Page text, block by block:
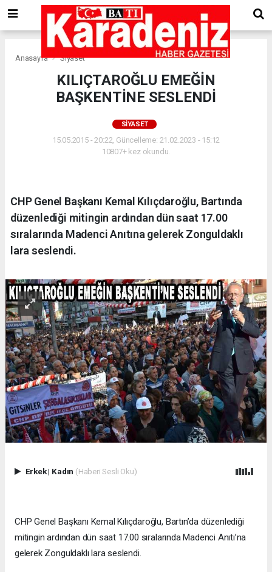
Anasayfa Siyaset
KILIÇTAROĞLU EMEĞİN
BAŞKENTİNE SESLENDİ
SIYASET
15.05.2015 - 20:22, Güncelleme: 21.02.2023 - 15:12
10807+ kez okundu.
CHP Genel Başkanı Kemal Kılıçdaroğlu, Bartında
düzenlediği mitingin ardından dün saat 17.00
sıralarında Madenci Anıtına gelerek Zonguldaklı
lara seslendi.
Erkek| Kadın (Haberi Sesli Oku)
CHP Genel Başkanı Kemal Kılıçdaroğlu, Bartın’da düzenlediği
mitingin ardından dün saat 17.00 sıralarında Madenci Anıtı’na
gelerek Zonguldaklı lara seslendi.